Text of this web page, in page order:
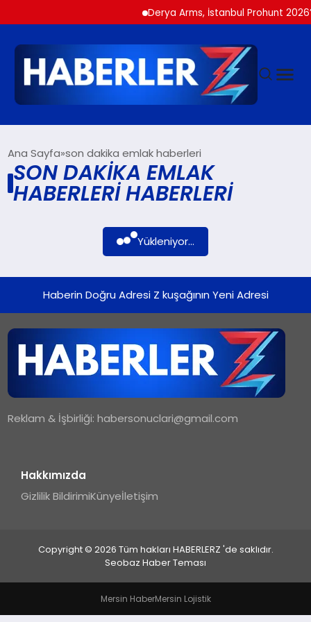
Derya Arms, İstanbul Prohunt
SIYASET
SPOR
TEKNOLOJI
Ana Sayfa son dakika emlak haberleri
SON DAKIKA EMLAK
HABERLERI HABERLERI
Yükleniyor...
Haberin Doğru Adresi Z kuşağının Yeni Adresi
Reklam & İşbirliği:habersonuclari@gmail.com
Hakkımızda
Gizlilik BildirimiKünyeİletişim
Copyright © 2026 Tüm hakları HABERLERZ 'de saklıdır.
Seobaz Haber Teması
Mersin HaberMersin Lojistik